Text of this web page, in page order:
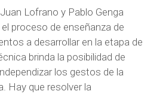
Lofrano y Pablo Genga
proceso de enseñanza de
a desarrollar en la etapa de
brinda la posibilidad de
los gestos de la
Hay que resolver la